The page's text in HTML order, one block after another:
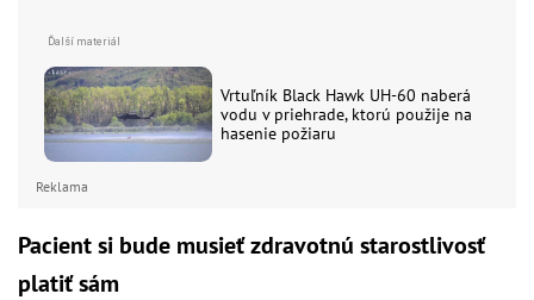
Vrtuľník Black Hawk UH-60 naberá
vodu v priehrade, ktorú použije na
hasenie požiaru
Reklama
Pacient si bude musieť zdravotnú starostlivosť
platiť sám